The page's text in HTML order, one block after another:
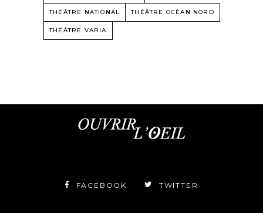
THÉÂTRE NATIONAL THÉÂTRE OCÉAN NORD
THÉÂTRE VARIA
FACEBOOK TWITTER